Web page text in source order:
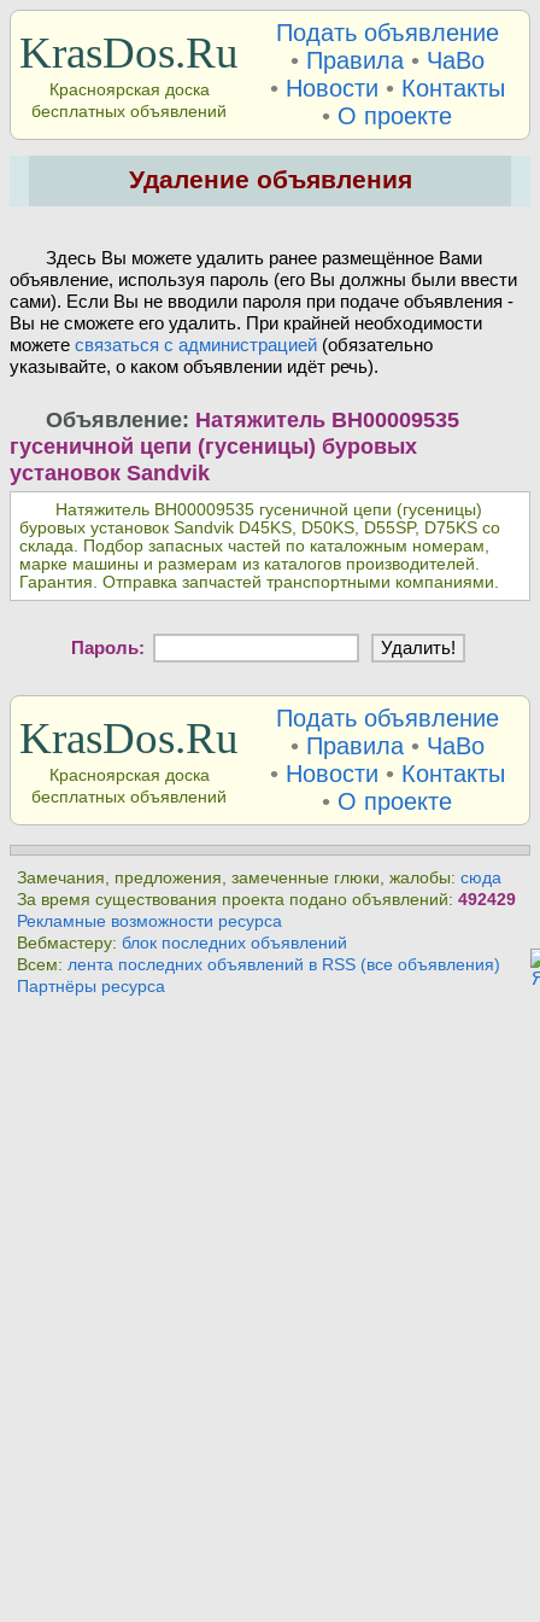
KrasDos.Ru
Красноярская доска
бесплатных объявлений
Подать объявление
• Правила• ЧаВо
• Новости • Контакты
• О проекте
Удаление объявления
Здесь Вы можете удалить ранее размещённое Вами
объявление, используя пароль (его Вы должны были ввести
сами). Если Вы не вводили пароля при подаче объявления -
Вы не сможете его удалить. При крайней необходимости
можете связаться с администрацией(обязательно
указывайте, о каком объявлении идёт речь).
Объявление: Натяжитель BH00009535
гусеничной цепи (гусеницы) буровых
установок Sandvik
Натяжитель BH00009535 гусеничной цепи (гусеницы)
буровых установок Sandvik D45KS, D50KS, D55SP, D75KS со
склада. Подбор запасных частей по каталожным номерам,
марке машины и размерам из каталогов производителей.
Гарантия. Отправка запчастей транспортными компаниями.
Пароль:
KrasDos.Ru
Красноярская доска
бесплатных объявлений
Подать объявление
• Правила• ЧаВо
• Новости • Контакты
• О проекте
Замечания, предложения, замеченные глюки, жалобы:сюда
За время существования проекта подано объявлений:492429
Рекламные возможности ресурса
Вебмастеру:блок последних объявлений
Всем:лента последних объявлений в RSS (все объявления)
Партнёры ресурса